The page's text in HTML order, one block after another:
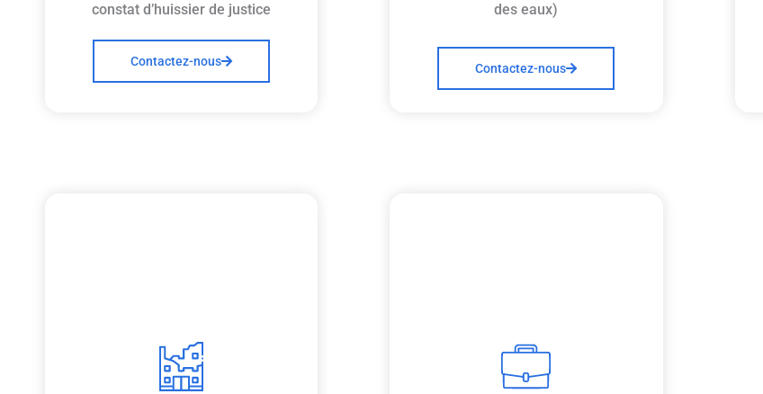
constat d’huissier de justice
Contactez-nous
des eaux)
Contactez-nous